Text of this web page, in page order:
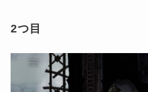
2つ目